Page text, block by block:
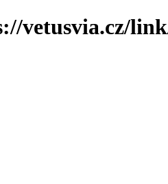
vetusvia.cz/